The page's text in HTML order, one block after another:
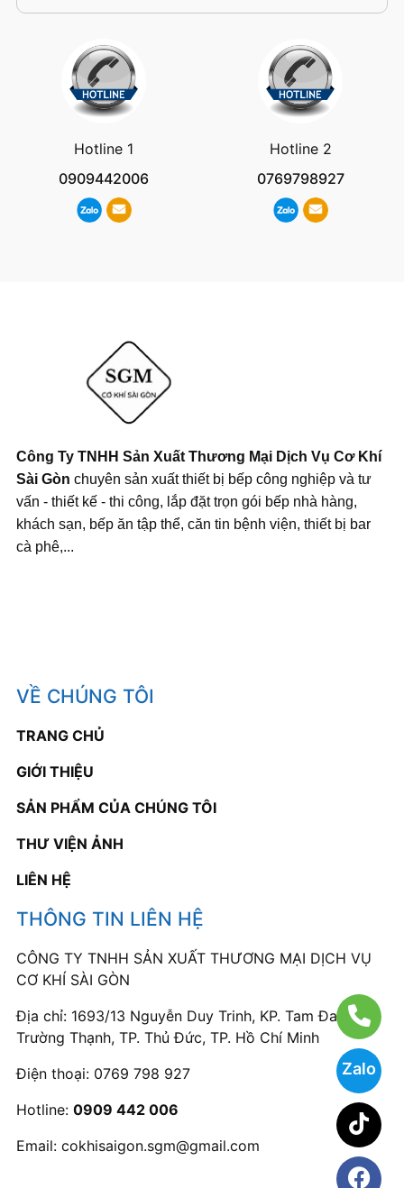
Zalo
Hotline 1
0909442006
Hotline 2
0769798927
Công Ty TNHH Sản Xuất Thương Mại Dịch Vụ Cơ Khí
Sài Gòn chuyên sản xuất thiết bị bếp công nghiệp và tư
vấn - thiết kế - thi công, lắp đặt trọn gói bếp nhà hàng,
khách sạn, bếp ăn tập thể, căn tin bệnh viện, thiết bị bar
cà phê,...
VỀ CHÚNG TÔI
TRANG CHỦ
GIỚI THIỆU
SẢN PHẨM CỦA CHÚNG TÔI
THƯ VIỆN ẢNH
LIÊN HỆ
THÔNG TIN LIÊN HỆ
CÔNG TY TNHH SẢN XUẤT THƯƠNG MẠI DỊCH VỤ
CƠ KHÍ SÀI GÒN
Địa chỉ: 1693/13 Nguyễn Duy Trinh, KP. Tam Đa, P.
Trường Thạnh, TP. Thủ Đức, TP. Hồ Chí Minh
Điện thoại: 0769 798 927
Hotline: 0909 442 006
Email: cokhisaigon.sgm@gmail.com